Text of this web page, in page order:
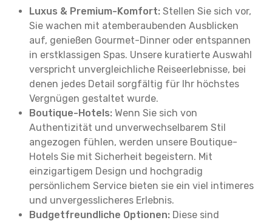
Luxus & Premium-Komfort: Stellen Sie sich vor,
Sie wachen mit atemberaubenden Ausblicken
auf, genießen Gourmet-Dinner oder entspannen
in erstklassigen Spas. Unsere kuratierte Auswahl
verspricht unvergleichliche Reiseerlebnisse, bei
denen jedes Detail sorgfältig für Ihr höchstes
Vergnügen gestaltet wurde.
Boutique-Hotels: Wenn Sie sich von
Authentizität und unverwechselbarem Stil
angezogen fühlen, werden unsere Boutique-
Hotels Sie mit Sicherheit begeistern. Mit
einzigartigem Design und hochgradig
persönlichem Service bieten sie ein viel intimeres
und unvergesslicheres Erlebnis.
Budgetfreundliche Optionen: Diese sind